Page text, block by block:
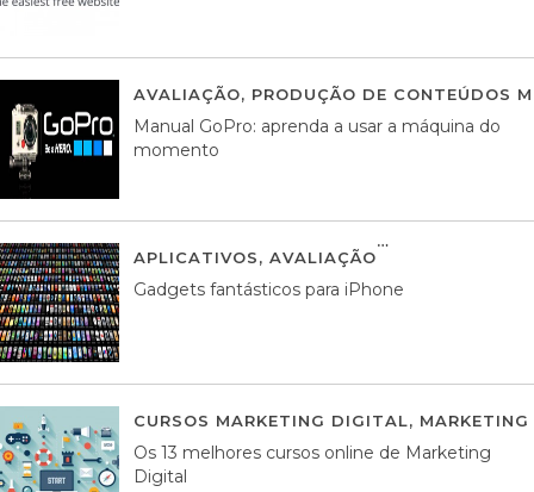
AVALIAÇÃO, PRODUÇÃO DE CONTEÚDOS
Manual GoPro: aprenda a usar a máquina do
momento
APLICATIVOS, AVALIAÇÃO
Gadgets fantásticos para iPhone
CURSOS MARKETING DIGITAL,
Os 13 melhores cursos online de Marketing
Digital